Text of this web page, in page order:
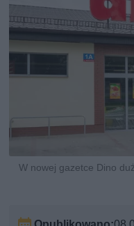
W nowej gazetce Dino